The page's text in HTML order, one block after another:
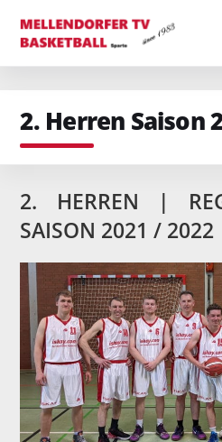
Inhalt
springen
2. Herren Saison
2. HERREN |
SAISON 2021 / 2022